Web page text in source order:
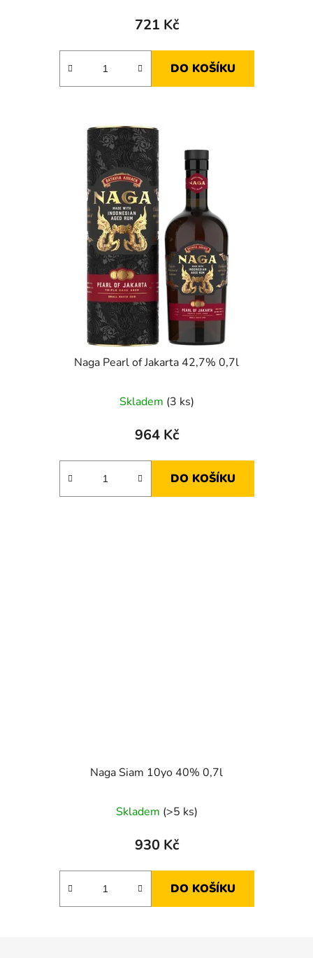
721 Kč
DO KOŠÍKU
Naga Pearl of Jakarta 42,7% 0,7l
Skladem (3 ks)
964 Kč
DO KOŠÍKU
Naga Siam 10yo 40% 0,7l
Skladem (>5 ks)
930 Kč
DO KOŠÍKU